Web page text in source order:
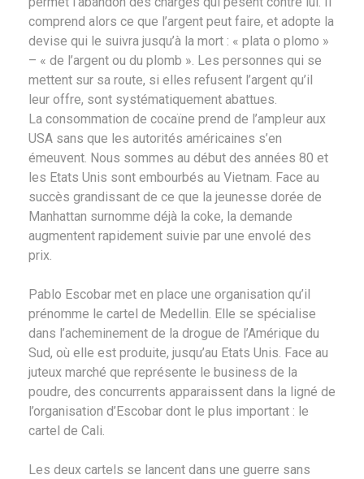
comprend alors ce que l’argent peut faire, et adopte la
devise qui le suivra jusqu’à la mort : « plata o plomo »
– « de l’argent ou du plomb ». Les personnes qui se
mettent sur sa route, si elles refusent l’argent qu’il
leur offre, sont systématiquement abattues.
La consommation de cocaïne prend de l’ampleur aux
USA sans que les autorités américaines s’en
émeuvent. Nous sommes au début des années 80 et
les Etats Unis sont embourbés au Vietnam. Face au
succès grandissant de ce que la jeunesse dorée de
Manhattan surnomme déjà la coke, la demande
augmentent rapidement suivie par une envolé des
prix.
Pablo Escobar met en place une organisation qu’il
prénomme le cartel de Medellin. Elle se spécialise
dans l’acheminement de la drogue de l’Amérique du
Sud, où elle est produite, jusqu’au Etats Unis. Face au
juteux marché que représente le business de la
poudre, des concurrents apparaissent dans la ligné de
l’organisation d’Escobar dont le plus important : le
cartel de Cali.
Les deux cartels se lancent dans une guerre sans